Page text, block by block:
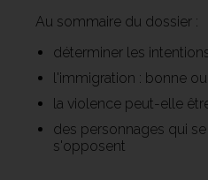
Au sommaire du dossier :
déterminer les
l'immigration : bonne
la violence peut-elle
des personnages qui
s'opposent